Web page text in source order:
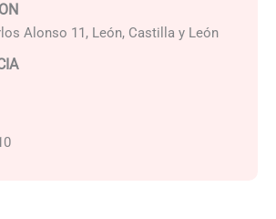
Alonso 11, León, Castilla y León